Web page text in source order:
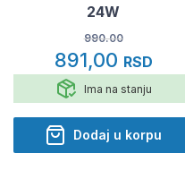
24W
990.00
891,00 RSD
Ima na stanju
Dodaj u korpu